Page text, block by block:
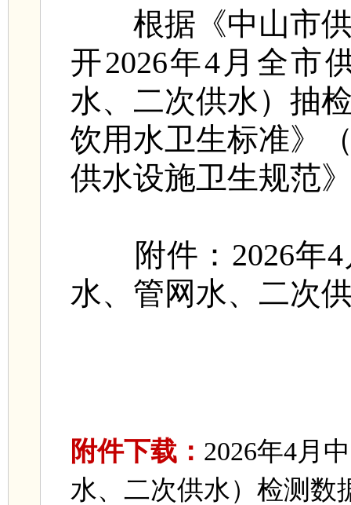
根据《中山市供
开2026年4月全市
水、二次供水）抽
饮用水卫生标准》
供水设施卫生规范
附件：2026年4
水、管网水、二次
附件下载： 2026年4月
水、二次供水）检测数